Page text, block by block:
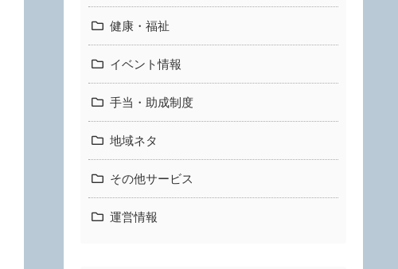
健康・福祉
イベント情報
手当・助成制度
地域ネタ
その他サービス
運営情報